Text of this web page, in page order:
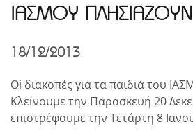
ΙΑΣΜΟΥ ΠΛΗΣΙΑΖΟΥΝ
18/12/2013
Oi διακοπές για τα παιδιά του
Κλείνουμε την Παρασκευή 20
επιστρέφουμε την Τετάρτη 8